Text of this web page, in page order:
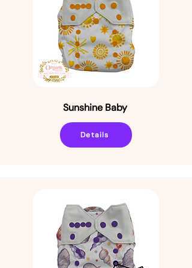
Sunshine Baby
Details